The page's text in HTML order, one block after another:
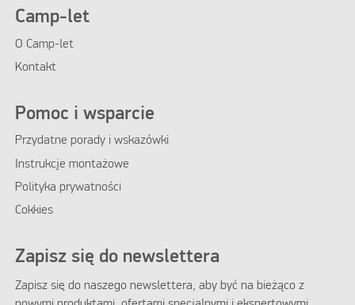
Camp-let
O Camp-let
Kontakt
Pomoc i wsparcie
Przydatne porady i wskazówki
Instrukcje montażowe
Polityka prywatności
Cokkies
Zapisz się do newslettera
Zapisz się do naszego newslettera, aby być na bieżąco z